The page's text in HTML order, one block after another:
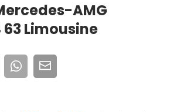
AMG
Limousine